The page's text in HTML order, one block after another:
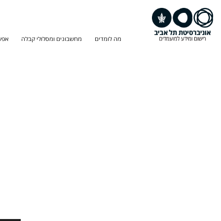
מה לומדים מחשבונים ומסלולי קבלה